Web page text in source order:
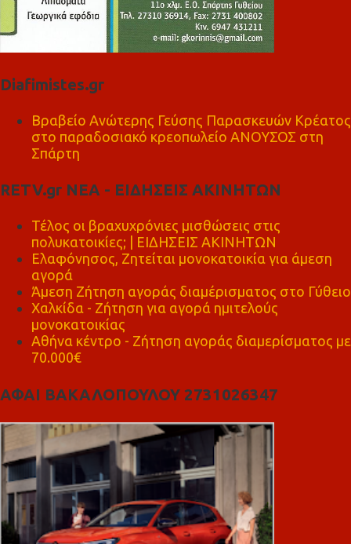
Diafimistes.gr
Βραβείο Ανώτερης Γεύσης Παρασκευών Κρέατος
στο παραδοσιακό κρεοπωλείο ΑΝΟΥΣΟΣ στη
Σπάρτη
RETV.gr ΝΕΑ - ΕΙΔΗΣΕΙΣ ΑΚΙΝΗΤΩΝ
Τέλος οι βραχυχρόνιες μισθώσεις στις
πολυκατοικίες; | ΕΙΔΗΣΕΙΣ ΑΚΙΝΗΤΩΝ
Ελαφόνησος, Ζητείται μονοκατοικία για άμεση
αγορά
Άμεση Ζήτηση αγοράς διαμέρισματος στο Γύθειο
Χαλκίδα - Ζήτηση για αγορά ημιτελούς
μονοκατοικίας
Αθήνα κέντρο - Ζήτηση αγοράς διαμερίσματος με
70.000€
ΑΦΑΙ ΒΑΚΑΛΟΠΟΥΛΟΥ 2731026347